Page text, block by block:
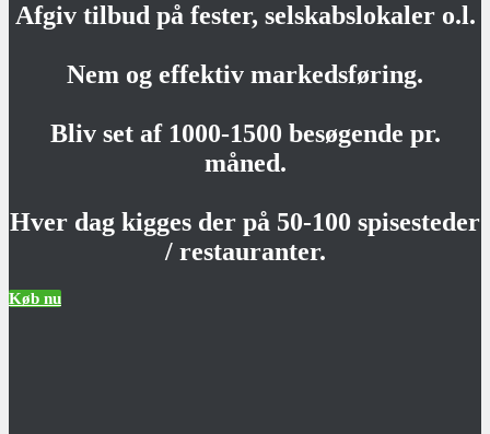
Afgiv tilbud på fester, selskabslokaler o.l.
Nem og effektiv markedsføring.
Bliv set af 1000-1500 besøgende pr.
måned.
Hver dag kigges der på 50-100 spisesteder
/ restauranter.
Køb nu